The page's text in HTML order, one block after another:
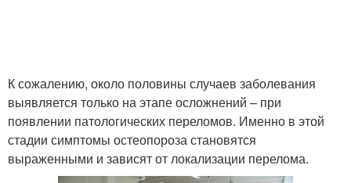
К сожалению, около половины случаев заболевания
выявляется только на этапе осложнений – при
появлении патологических переломов. Именно в этой
стадии симптомы остеопороза становятся
выраженными и зависят от локализации перелома.